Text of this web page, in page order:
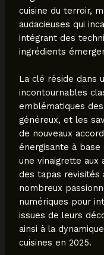
cuisine du terroir,
audacieuses qui
intégrant des
ingrédients
La clé réside dans
incontournables
emblématiques
généreux, et les
de nouveaux
énergisante à
une vinaigrette aux
des tapas revisités
nombreux
numériques pour
issues de leurs
ainsi à la
cuisines en 2025.